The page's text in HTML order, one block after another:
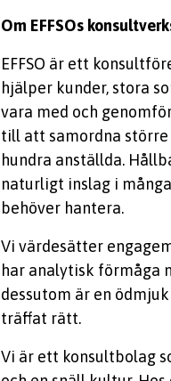
Om EFFSOs
EFFSO är ett
hjälper kunder, stora
vara med och
till att samordna
hundra anställda.
naturligt inslag i
behöver hantera.
Vi värdesätter
har analytisk förmåga
dessutom är en
träffat rätt.
Vi är ett konsultbolag